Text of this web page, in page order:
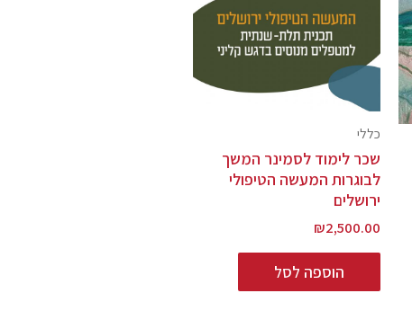
כללי
שכר לימוד לסמינר המשך
לבוגרות המעשה הטיפולי
ירושלים
₪2,500.00
הוספה לסל